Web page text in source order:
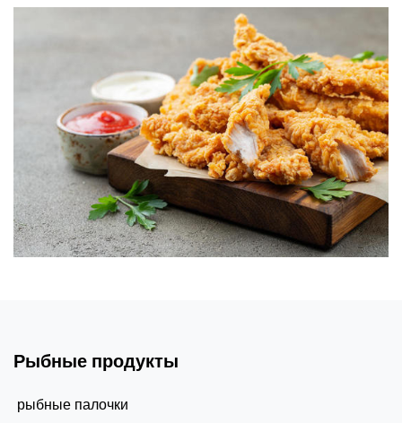
Рыбные продукты
рыбные палочки